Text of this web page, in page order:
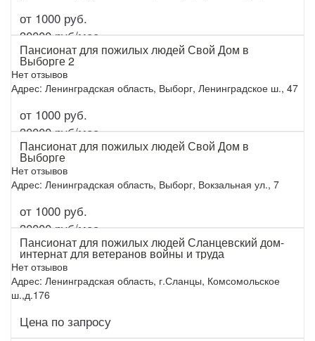
от 1000 руб.
30000 руб/мес.
Пансионат для пожилых людей Свой Дом в
Выборге 2
Нет отзывов
Адрес: Ленинградская область, Выборг, Ленинградское ш., 47
от 1000 руб.
30000 руб/мес.
Пансионат для пожилых людей Свой Дом в
Выборге
Нет отзывов
Адрес: Ленинградская область, Выборг, Вокзальная ул., 7
от 1000 руб.
30000 руб/мес.
Пансионат для пожилых людей Сланцевский дом-
интернат для ветеранов войны и труда
Нет отзывов
Адрес: Ленинградская область, г.Сланцы, Комсомольское
ш.,д.176
Цена по запросу